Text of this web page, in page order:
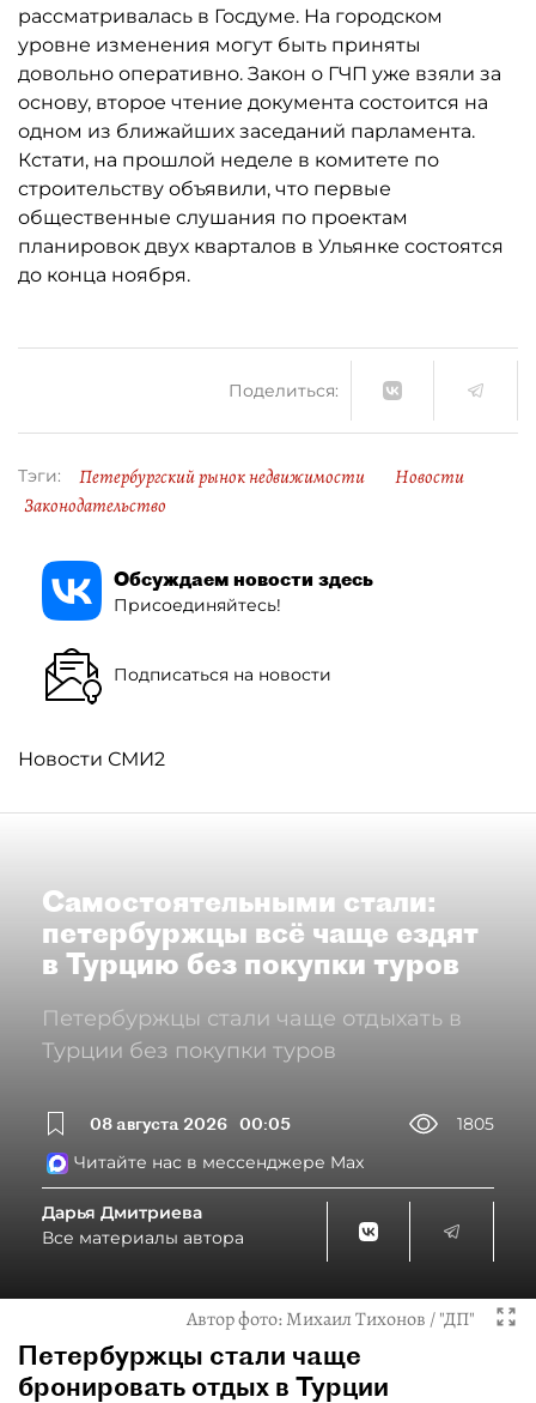
рассматривалась в Госдуме. На городском
уровне изменения могут быть приняты
довольно оперативно. Закон о ГЧП уже взяли за
основу, второе чтение документа состоится на
одном из ближайших заседаний парламента.
Кстати, на прошлой неделе в комитете по
строительству объявили, что первые
общественные слушания по проектам
планировок двух кварталов в Ульянке состоятся
до конца ноября.
Поделиться:
Тэги: Петербургский рынок недвижимости
Новости
Законодательство
Обсуждаем новости здесь
Присоединяйтесь!
Подписаться на новости
Новости СМИ2
Самостоятельными стали:
петербуржцы всё чаще ездят
в Турцию без покупки туров
Петербуржцы стали чаще отдыхать в
Турции без покупки туров
08 августа 2026 00:05
1805
Читайте нас в мессенджере Max
Дарья Дмитриева
Все материалы автора
Автор фото:Михаил Тихонов / "ДП"
Петербуржцы стали чаще
бронировать отдых в Турции